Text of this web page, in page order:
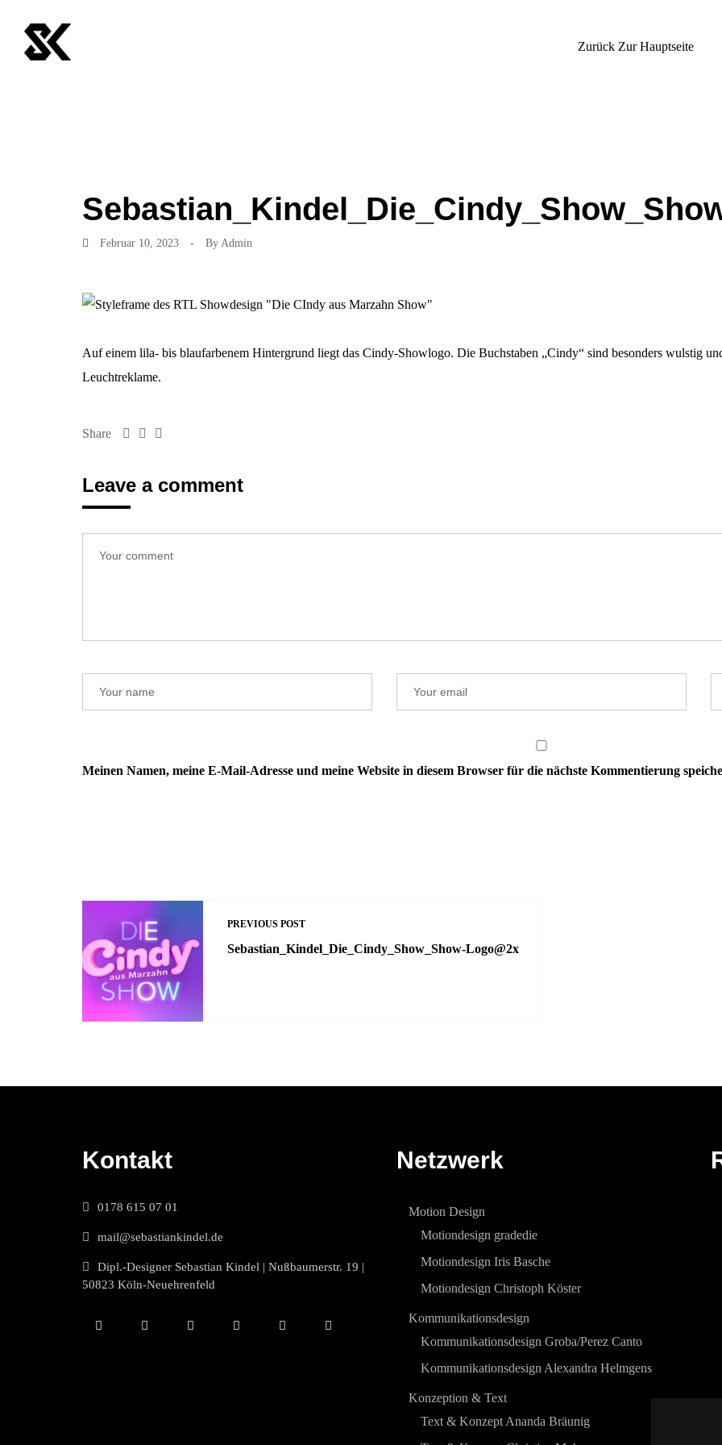
Zurück Zur Hauptseite
Februar 10, 2023 - By Admin
Auf einem lila- bis blaufarbenem Hintergrund liegt das Cindy-Showlogo. Die Buchstaben „Cindy“ sind besonders wulstig
Leuchtreklame.
Share
Leave a comment
Meinen Namen, meine E-Mail-Adresse und meine Website in diesem Browser für die nächste Kommentierung
PREVIOUS POST
Sebastian_Kindel_Die_Cindy_Show_Show-Logo@2x
Kontakt
0178 615 07 01
mail@sebastiankindel.de
Dipl.-Designer Sebastian Kindel | Nußbaumerstr. 19 |
50823 Köln-Neuehrenfeld
Netzwerk
Motion Design
Motiondesign gradedie
Motiondesign Iris Basche
Motiondesign Christoph Köster
Kommunikationsdesign
Kommunikationsdesign Groba/Perez Canto
Kommunikationsdesign Alexandra Helmgens
Konzeption & Text
Text & Konzept Ananda Bräunig